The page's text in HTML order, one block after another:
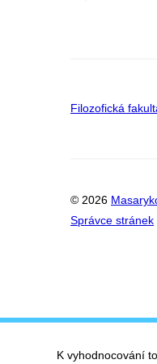
Filozofická
© 2026
Správce stránek
K vyhodnocování